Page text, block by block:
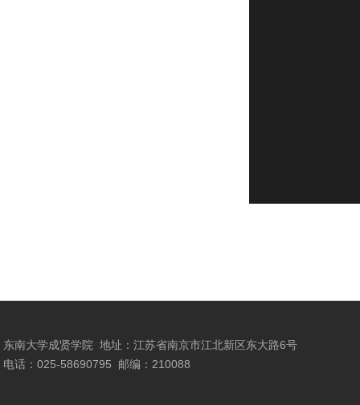
东南大学成贤学院 地址：江苏省南京市江北新区东大路6号
电话：025-58690795
邮编：210088